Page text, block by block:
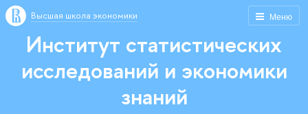
Меню
Высшая школа экономики
Институт статистических
исследований и экономики
знаний